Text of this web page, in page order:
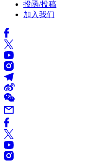
投函/投稿
加入我们